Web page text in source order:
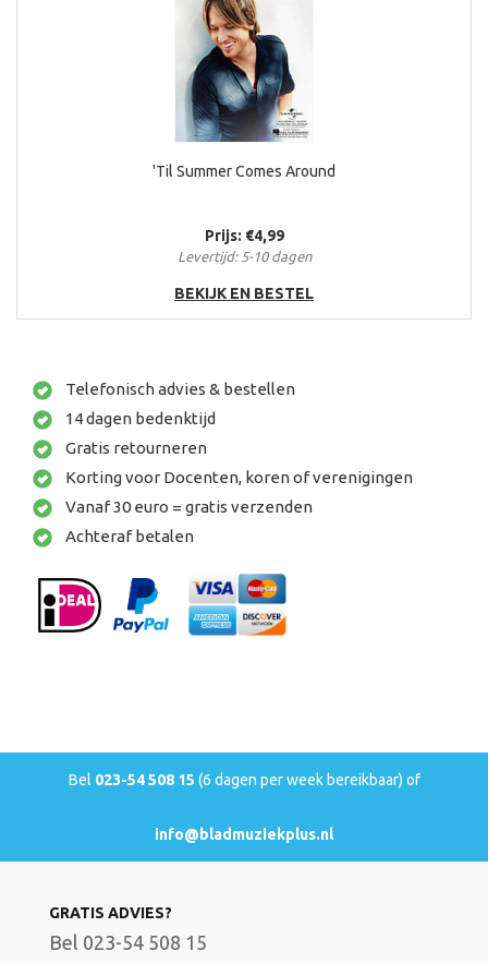
'Til Summer Comes Around
Prijs: €4,99
Levertijd: 5-10 dagen
BEKIJK EN BESTEL
Telefonisch advies & bestellen
14 dagen bedenktijd
Gratis retourneren
Korting voor Docenten, koren of verenigingen
Vanaf 30 euro = gratis verzenden
Achteraf betalen
Bel 023-54 508 15 (6 dagen per week bereikbaar) of
info@bladmuziekplus.nl
GRATIS ADVIES?
Bel 023-54 508 15